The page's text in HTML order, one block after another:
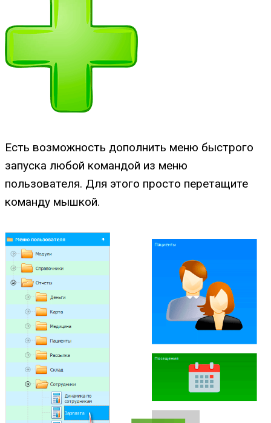
Есть возможность дополнить меню быстрого
запуска любой командой из меню
пользователя. Для этого просто перетащите
команду мышкой.